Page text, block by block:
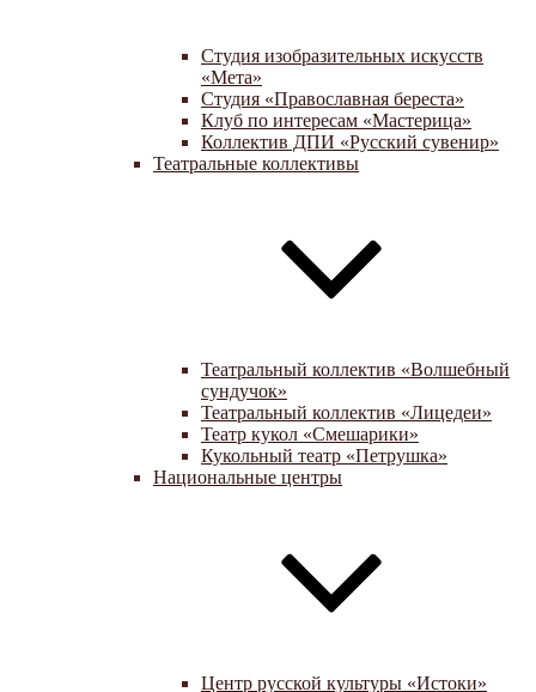
Студия изобразительных искусств
«Мета»
Студия «Православная береста»
Клуб по интересам «Мастерица»
Коллектив ДПИ «Русский сувенир»
Театральные коллективы
Театральный коллектив «Волшебный
сундучок»
Театральный коллектив «Лицедеи»
Театр кукол «Смешарики»
Кукольный театр «Петрушка»
Национальные центры
Центр русской культуры «Истоки»